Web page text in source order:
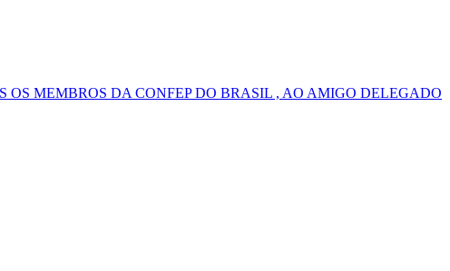
MEMBROS DA CONFEP DO BRASIL , AO AMIGO DELEGADO